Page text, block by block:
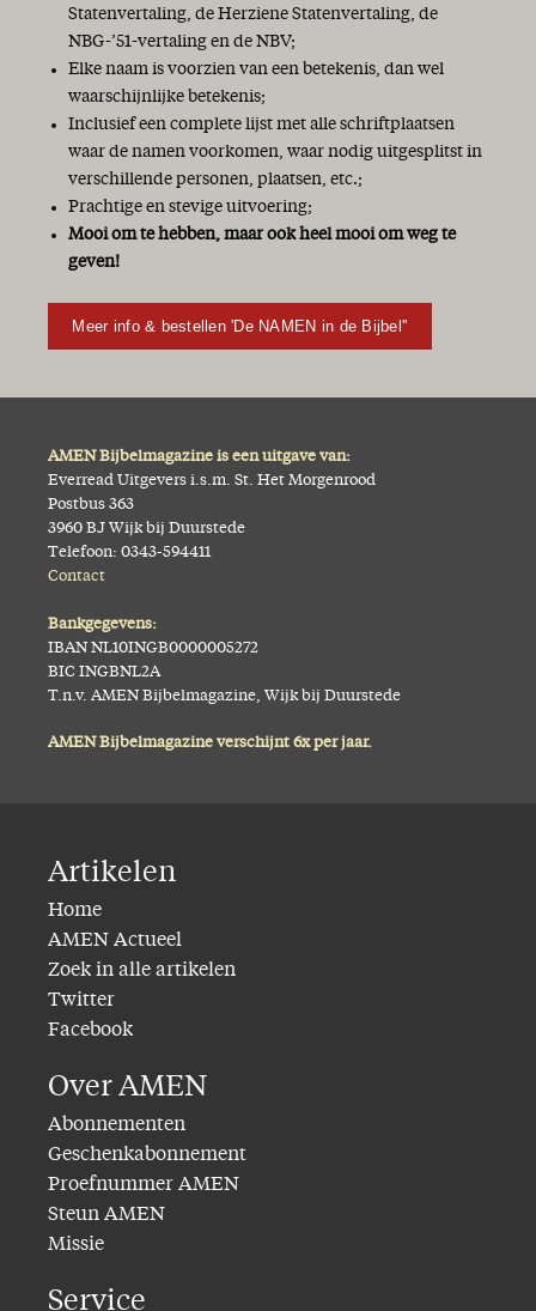
Statenvertaling, de Herziene Statenvertaling, de
NBG-’51-vertaling en de NBV;
Elke naam is voorzien van een betekenis, dan wel
waarschijnlijke betekenis;
Inclusief een complete lijst met alle schriftplaatsen
waar de namen voorkomen, waar nodig uitgesplitst in
verschillende personen, plaatsen, etc.;
Prachtige en stevige uitvoering;
Mooi om te hebben, maar ook heel mooi om weg te
geven!
Meer info & bestellen 'De NAMEN in de Bijbel''
AMEN Bijbelmagazine is een uitgave van:
Everread Uitgevers i.s.m. St. Het Morgenrood
Postbus 363
3960 BJ Wijk bij Duurstede
Telefoon: 0343-594411
Contact
Bankgegevens:
IBAN NL10INGB0000005272
BIC INGBNL2A
T.n.v. AMEN Bijbelmagazine, Wijk bij Duurstede
AMEN Bijbelmagazine verschijnt 6x per jaar.
Artikelen
Home
AMEN Actueel
Zoek in alle artikelen
Twitter
Facebook
Over AMEN
Abonnementen
Geschenkabonnement
Proefnummer AMEN
Steun AMEN
Missie
Service